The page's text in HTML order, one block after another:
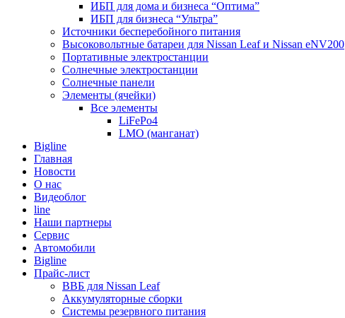
ИБП для дома и бизнеса “Оптима”
ИБП для бизнеса “Ультра”
Источники бесперебойного питания
Высоковольтные батареи для Nissan Leaf и Nissan eNV200
Портативные электростанции
Солнечные электростанции
Солнечные панели
Элементы (ячейки)
Все элементы
LiFePo4
LMO (манганат)
Bigline
Главная
Новости
О нас
Видеоблог
line
Наши партнеры
Сервис
Автомобили
Bigline
Прайс-лист
ВВБ для Nissan Leaf
Аккумуляторные сборки
Системы резервного питания